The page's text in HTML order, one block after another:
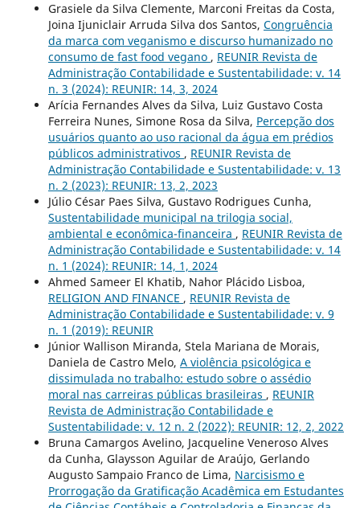
Grasiele da Silva Clemente, Marconi Freitas da Costa,
Joina Ijuniclair Arruda Silva dos Santos, Congruência
da marca com veganismo e discurso humanizado no
consumo de fast food vegano , REUNIR Revista de
Administração Contabilidade e Sustentabilidade: v. 14
n. 3 (2024): REUNIR: 14, 3, 2024
Arícia Fernandes Alves da Silva, Luiz Gustavo Costa
Ferreira Nunes, Simone Rosa da Silva, Percepção dos
usuários quanto ao uso racional da água em prédios
públicos administrativos , REUNIR Revista de
Administração Contabilidade e Sustentabilidade: v. 13
n. 2 (2023): REUNIR: 13, 2, 2023
Júlio César Paes Silva, Gustavo Rodrigues Cunha,
Sustentabilidade municipal na trilogia social,
ambiental e econômica-financeira , REUNIR Revista de
Administração Contabilidade e Sustentabilidade: v. 14
n. 1 (2024): REUNIR: 14, 1, 2024
Ahmed Sameer El Khatib, Nahor Plácido Lisboa,
RELIGION AND FINANCE , REUNIR Revista de
Administração Contabilidade e Sustentabilidade: v. 9
n. 1 (2019): REUNIR
Júnior Wallison Miranda, Stela Mariana de Morais,
Daniela de Castro Melo, A violência psicológica e
dissimulada no trabalho: estudo sobre o assédio
moral nas carreiras públicas brasileiras , REUNIR
Revista de Administração Contabilidade e
Sustentabilidade: v. 12 n. 2 (2022): REUNIR: 12, 2, 2022
Bruna Camargos Avelino, Jacqueline Veneroso Alves
da Cunha, Glaysson Aguilar de Araújo, Gerlando
Augusto Sampaio Franco de Lima, Narcisismo e
Prorrogação da Gratificação Acadêmica em Estudantes